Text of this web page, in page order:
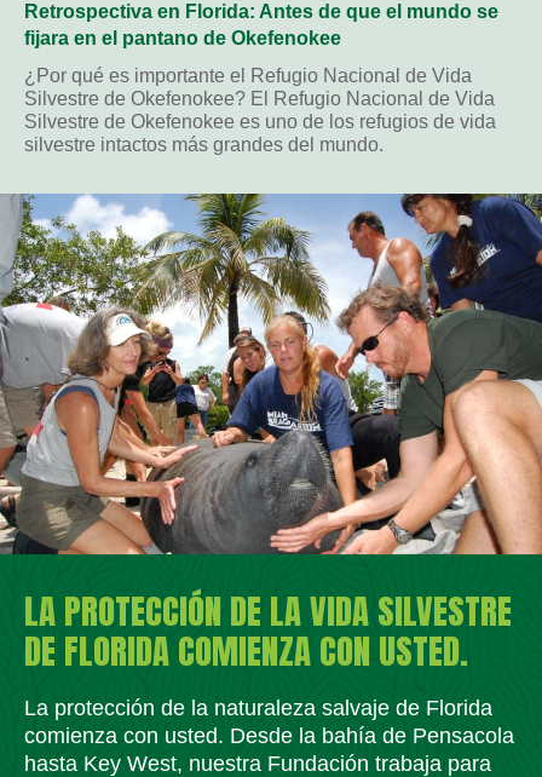
Retrospectiva en Florida: Antes de que el mundo se
fijara en el pantano de Okefenokee
¿Por qué es importante el Refugio Nacional de Vida
Silvestre de Okefenokee? El Refugio Nacional de Vida
Silvestre de Okefenokee es uno de los refugios de vida
silvestre intactos más grandes del mundo.
LA PROTECCIÓN DE LA VIDA SILVESTRE
DE FLORIDA COMIENZA CON USTED.
La protección de la naturaleza salvaje de Florida
comienza con usted. Desde la bahía de Pensacola
hasta Key West, nuestra Fundación trabaja para